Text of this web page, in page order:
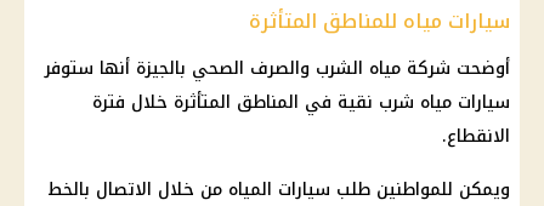
سيارات مياه للمناطق المتأثرة
أوضحت شركة مياه الشرب والصرف الصحي بالجيزة أنها ستوفر
سيارات مياه شرب نقية في المناطق المتأثرة خلال فترة
الانقطاع.
ويمكن للمواطنين طلب سيارات المياه من خلال الاتصال بالخط